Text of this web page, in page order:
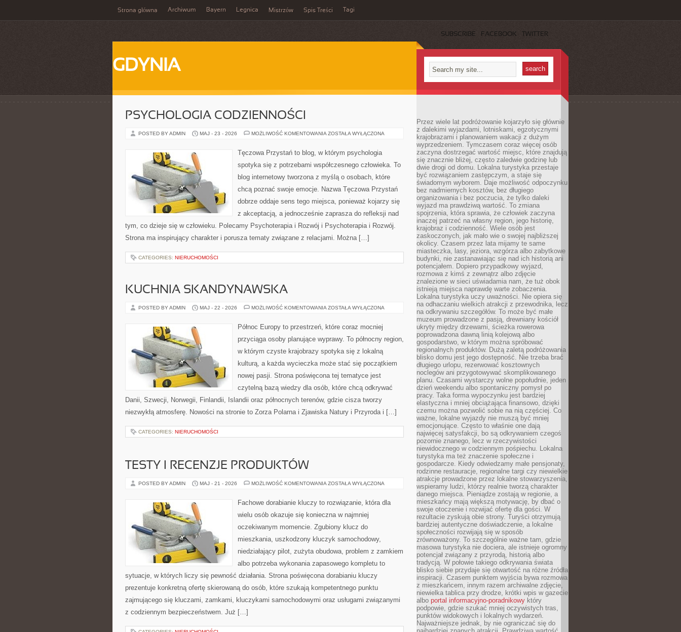
Strona główna Archiwum Bayern Legnica Mistrzów Spis Treści Tagi
SUBSCRIBE FACEBOOK TWITTER
GDYNIA
PSYCHOLOGIA CODZIENNOŚCI
POSTED BY ADMIN MAJ - 23 - 2026 MOŻLIWOŚĆ KOMENTOWANIA PSYCHOLOGIA
ZOSTAŁA WYŁĄCZONA
Tęczowa Przystań to blog, w którym psychologia
spotyka się z potrzebami współczesnego człowieka. To
blog internetowy tworzona z myślą o osobach, które
chcą poznać swoje emocje. Nazwa Tęczowa Przystań
dobrze oddaje sens tego miejsca, ponieważ kojarzy się
z akceptacją, a jednocześnie zaprasza do refleksji nad
tym, co dzieje się w człowieku. Polecamy Psychoterapia i Rozwój i Psychoterapia i Rozwój.
Strona ma inspirujący charakter i porusza tematy związane z relacjami. Można […]
CATEGORIES: NIERUCHOMOŚCI
KUCHNIA SKANDYNAWSKA
POSTED BY ADMIN MAJ - 22 - 2026 MOŻLIWOŚĆ KOMENTOWANIA KUCHNIA
ZOSTAŁA WYŁĄCZONA
Północ Europy to przestrzeń, które coraz mocniej
przyciąga osoby planujące wyprawy. To północny region,
w którym czyste krajobrazy spotyka się z lokalną
kulturą, a każda wycieczka może stać się początkiem
nowej pasji. Strona poświęcona tej tematyce jest
czytelną bazą wiedzy dla osób, które chcą odkrywać
Danii, Szwecji, Norwegii, Finlandii, Islandii oraz północnych terenów, gdzie cisza tworzy
niezwykłą atmosferę. Nowości na stronie to Zorza Polarna i Zjawiska Natury i Przyroda i […]
CATEGORIES: NIERUCHOMOŚCI
TESTY I RECENZJE PRODUKTÓW
POSTED BY ADMIN MAJ - 21 - 2026 MOŻLIWOŚĆ KOMENTOWANIA TESTY
PRODUKTÓW
ZOSTAŁA WYŁĄCZONA
Fachowe dorabianie kluczy to rozwiązanie, która dla
wielu osób okazuje się konieczna w najmniej
oczekiwanym momencie. Zgubiony klucz do
mieszkania, uszkodzony kluczyk samochodowy,
niedziałający pilot, zużyta obudowa, problem z zamkiem
albo potrzeba wykonania zapasowego kompletu to
sytuacje, w których liczy się pewność działania. Strona poświęcona dorabianiu kluczy
prezentuje konkretną ofertę skierowaną do osób, które szukają kompetentnego punktu
zajmującego się kluczami, zamkami, kluczykami samochodowymi oraz usługami związanymi
z codziennym bezpieczeństwem. Już […]
Przez wiele lat podróżowanie kojarzyło się głównie
z dalekimi wyjazdami, lotniskami, egzotycznymi
krajobrazami i planowaniem wakacji z dużym
wyprzedzeniem. Tymczasem coraz więcej osób
zaczyna dostrzegać wartość miejsc, które znajdują
się znacznie bliżej, często zaledwie godzinę lub
dwie drogi od domu. Lokalna turystyka przestaje
być rozwiązaniem zastępczym, a staje się
świadomym wyborem. Daje możliwość odpoczynku
bez nadmiernych kosztów, bez długiego
organizowania i bez poczucia, że tylko daleki
wyjazd ma prawdziwą wartość. To zmiana
spojrzenia, która sprawia, że człowiek zaczyna
inaczej patrzeć na własny region, jego historię,
krajobraz i codzienność. Wiele osób jest
zaskoczonych, jak mało wie o swojej najbliższej
okolicy. Czasem przez lata mijamy te same
miasteczka, lasy, jeziora, wzgórza albo zabytkowe
budynki, nie zastanawiając się nad ich historią ani
potencjałem. Dopiero przypadkowy wyjazd,
rozmowa z kimś z zewnątrz albo zdjęcie
znalezione w sieci uświadamia nam, że tuż obok
istnieją miejsca naprawdę warte zobaczenia.
Lokalna turystyka uczy uważności. Nie opiera się
na odhaczaniu wielkich atrakcji z przewodnika, lecz
na odkrywaniu szczegółów. To może być małe
muzeum prowadzone z pasją, drewniany kościół
ukryty między drzewami, ścieżka rowerowa
poprowadzona dawną linią kolejową albo
gospodarstwo, w którym można spróbować
regionalnych produktów. Dużą zaletą podróżowania
blisko domu jest jego dostępność. Nie trzeba brać
długiego urlopu, rezerwować kosztownych
noclegów ani przygotowywać skomplikowanego
planu. Czasami wystarczy wolne popołudnie, jeden
dzień weekendu albo spontaniczny pomysł po
pracy. Taka forma wypoczynku jest bardziej
elastyczna i mniej obciążająca finansowo, dzięki
czemu można pozwolić sobie na nią częściej. Co
ważne, lokalne wyjazdy nie muszą być mniej
emocjonujące. Często to właśnie one dają
najwięcej satysfakcji, bo są odkrywaniem czegoś
pozornie znanego, lecz w rzeczywistości
niewidocznego w codziennym pośpiechu. Lokalna
turystyka ma też znaczenie społeczne i
gospodarcze. Kiedy odwiedzamy małe pensjonaty,
rodzinne restauracje, regionalne targi czy niewielkie
atrakcje prowadzone przez lokalne stowarzyszenia,
wspieramy ludzi, którzy realnie tworzą charakter
danego miejsca. Pieniądze zostają w regionie, a
mieszkańcy mają większą motywację, by dbać o
swoje otoczenie i rozwijać ofertę dla gości. W
rezultacie zyskują obie strony. Turyści otrzymują
bardziej autentyczne doświadczenie, a lokalne
społeczności rozwijają się w sposób
zrównoważony. To szczególnie ważne tam, gdzie
masowa turystyka nie dociera, ale istnieje ogromny
potencjał związany z przyrodą, historią albo
tradycją. W połowie takiego odkrywania świata
blisko siebie przydaje się otwartość na różne źródła
inspiracji. Czasem punktem wyjścia bywa rozmowa
z mieszkańcem, innym razem archiwalne zdjęcie,
niewielka tablica przy drodze, krótki wpis w gazecie
albo portal informacyjno-poradnikowy który
podpowie, gdzie szukać mniej oczywistych tras,
punktów widokowych i lokalnych wydarzeń.
Najważniejsze jednak, by nie ograniczać się do